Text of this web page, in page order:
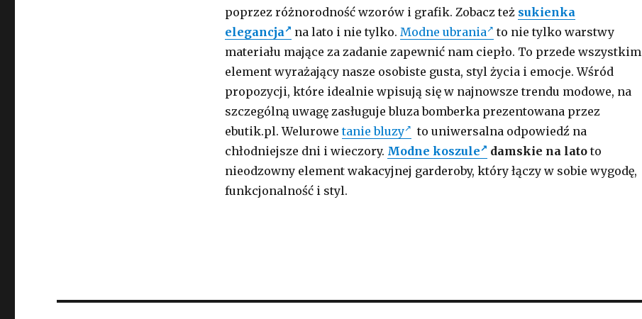
poprzez różnorodność wzorów i grafik. Zobacz też sukienka
elegancja
na lato i nie tylko. Modne ubrania
to nie tylko warstwy
materiału mające za zadanie zapewnić nam ciepło. To przede wszystkim
element wyrażający nasze osobiste gusta, styl życia i emocje. Wśród
propozycji, które idealnie wpisują się w najnowsze trendu modowe, na
szczególną uwagę zasługuje bluza bomberka prezentowana przez
ebutik.pl. Welurowetanie bluzy
to uniwersalna odpowiedź na
chłodniejsze dni i wieczory. Modne koszule damskie na latoto
nieodzowny element wakacyjnej garderoby, który łączy w sobie wygodę,
funkcjonalność i styl.